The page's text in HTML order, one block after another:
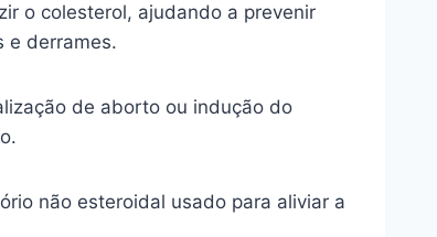
o colesterol, ajudando a prevenir
e derrames.
de aborto ou indução do
não esteroidal usado para aliviar a